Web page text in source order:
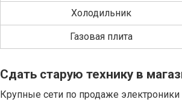
Холодильник
Газовая плита
Сдать старую технику в
Крупные сети по продаже